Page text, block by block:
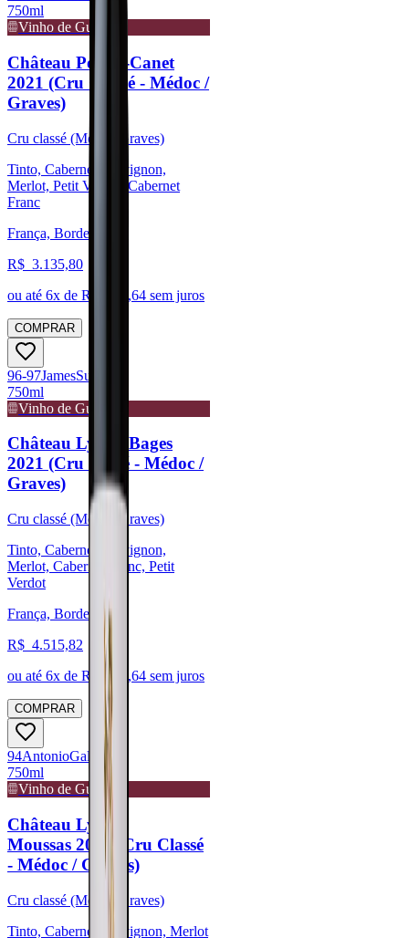
750ml
Vinho de Guarda
Château Pontet-Canet
2021 (Cru Classé - Médoc /
Graves)
Cru classé (Médoc/Graves)
Tinto, Cabernet Sauvignon,
Merlot, Petit Verdot, Cabernet
Franc
França, Bordeaux
R$ 3.135,80
ou até 6x de R$ 522,64 sem juros
COMPRAR
96-97JamesSuckling
750ml
Vinho de Guarda
Château Lynch-Bages
2021 (Cru classé - Médoc /
Graves)
Cru classé (Médoc/Graves)
Tinto, Cabernet Sauvignon,
Merlot, Cabernet Franc, Petit
Verdot
França, Bordeaux
R$ 4.515,82
ou até 6x de R$ 752,64 sem juros
COMPRAR
94AntonioGalloni
750ml
Vinho de Guarda
Château Lynch-
Moussas 2021 (Cru Classé
- Médoc / Graves)
Cru classé (Médoc/Graves)
Tinto, Cabernet Sauvignon, Merlot